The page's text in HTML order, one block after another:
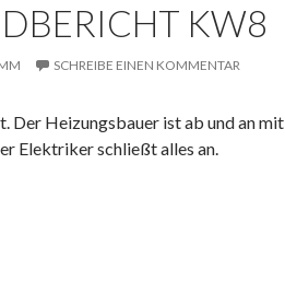
KW8
SCHREIBE EINEN KOMMENTAR
Der Heizungsbauer ist ab und an mit
Elektriker schließt alles an.